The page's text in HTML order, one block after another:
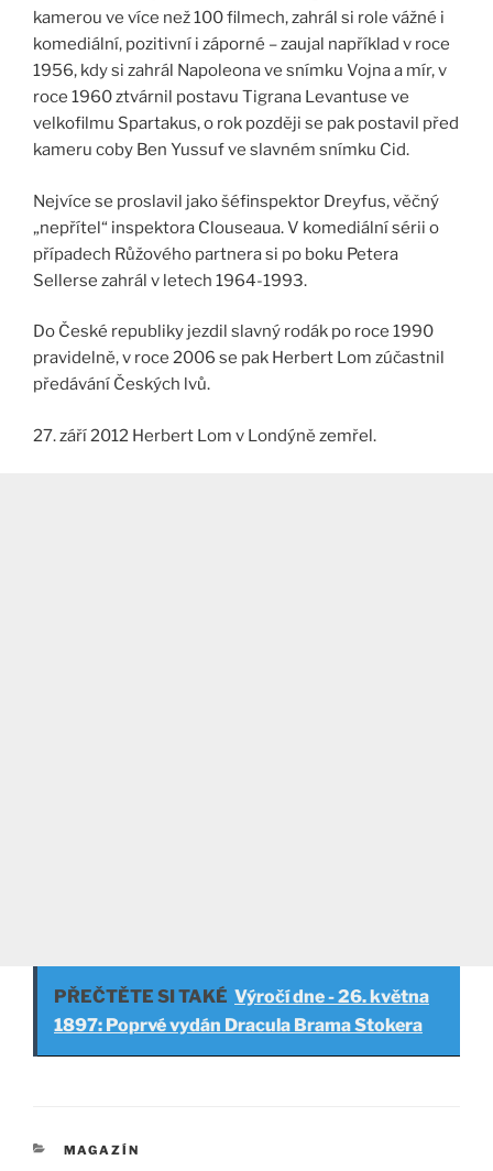
kamerou ve více než 100 filmech, zahrál si role vážné i
komediální, pozitivní i záporné – zaujal například v roce
1956, kdy si zahrál Napoleona ve snímku Vojna a mír, v
roce 1960 ztvárnil postavu Tigrana Levantuse ve
velkofilmu Spartakus, o rok později se pak postavil před
kameru coby Ben Yussuf ve slavném snímku Cid.
Nejvíce se proslavil jako šéfinspektor Dreyfus, věčný
„nepřítel“ inspektora Clouseaua. V komediální sérii o
případech Růžového partnera si po boku Petera
Sellerse zahrál v letech 1964-1993.
Do České republiky jezdil slavný rodák po roce 1990
pravidelně, v roce 2006 se pak Herbert Lom zúčastnil
předávání Českých lvů.
27. září 2012 Herbert Lom v Londýně zemřel.
PŘEČTĚTE SI TAKÉ Výročí dne - 26. května
1897: Poprvé vydán Dracula Brama Stokera
RUBRIKY
MAGAZÍN